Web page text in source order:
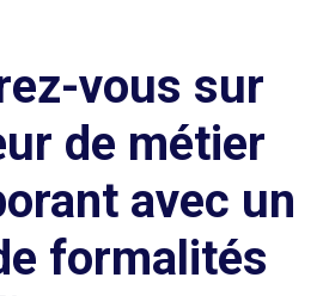
vous sur
de métier
avec un
formalités